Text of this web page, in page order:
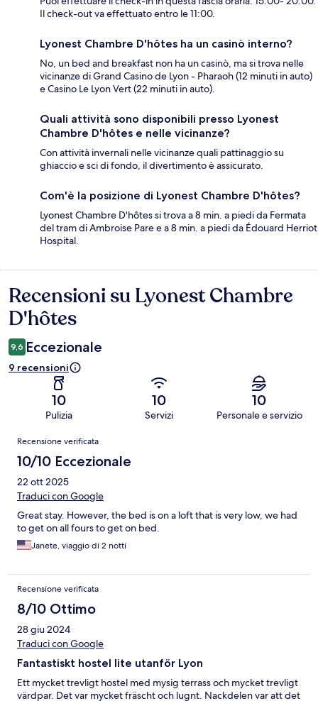
Il check-out va effettuato entro le 11:00.
Lyonest Chambre D'hôtes ha un casinò interno?
No, un bed and breakfast non ha un casinò, ma si trova nelle
vicinanze di Grand Casino de Lyon - Pharaoh (12 minuti in auto)
e Casino Le Lyon Vert (22 minuti in auto).
Quali attività sono disponibili presso Lyonest
Chambre D'hôtes e nelle vicinanze?
Con attività invernali nelle vicinanze quali pattinaggio su
ghiaccio e sci di fondo, il divertimento è assicurato.
Com'è la posizione di Lyonest Chambre D'hôtes?
Lyonest Chambre D'hôtes si trova a 8 min. a piedi da Fermata
del tram di Ambroise Pare e a 8 min. a piedi da Édouard Herriot
Hospital.
Recensioni
Recensioni su Lyonest Chambre
D'hôtes
9,6 Eccezionale
9 recensioni
10
Pulizia
10
Servizi
10
Personale e servizio
Recensioni
Recensione verificata
10/10 Eccezionale
22 ott 2025
Traduci con Google
Great stay. However, the bed is on a loft that is very low, we had
to get on all fours to get on bed.
Janete, viaggio di 2 notti
Recensione verificata
8/10 Ottimo
28 giu 2024
Traduci con Google
Fantastiskt hostel lite utanför Lyon
Ett mycket trevligt hostel med mysig terrass och mycket trevligt
värdpar. Det var mycket fräscht och lugnt. Nackdelen var att det